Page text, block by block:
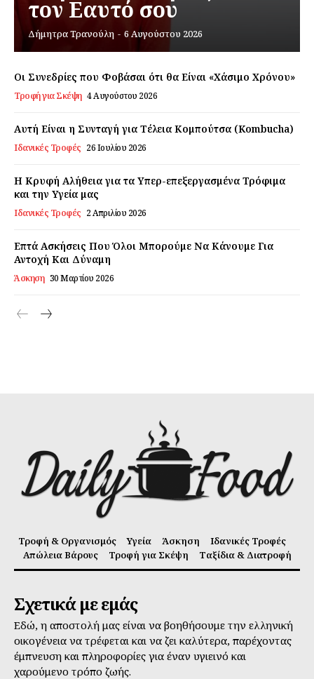
τον Εαυτό σου
Δήμητρα Τρανούλη - 6 Αυγούστου 2026
Οι Συνεδρίες που Φοβάσαι ότι θα Είναι «Χάσιμο Χρόνου»
Τροφή για Σκέψη 4 Αυγούστου 2026
Αυτή Είναι η Συνταγή για Τέλεια Κομπούτσα (Kombucha)
Ιδανικές Τροφές 26 Ιουλίου 2026
Η Κρυφή Αλήθεια για τα Υπερ-επεξεργασμένα Τρόφιμα
και την Υγεία μας
Ιδανικές Τροφές 2 Απριλίου 2026
Επτά Ασκήσεις Που Όλοι Μπορούμε Να Κάνουμε Για
Αντοχή Και Δύναμη
Άσκηση 30 Μαρτίου 2026
Τροφή & Οργανισμός Υγεία Άσκηση
Ιδανικές Τροφές
Απώλεια Βάρους
Τροφή για Σκέψη Ταξίδια & Διατροφή
Σχετικά με εμάς
Εδώ, η αποστολή μας είναι να βοηθήσουμε την ελληνική
οικογένεια να τρέφεται και να ζει καλύτερα, παρέχοντας
έμπνευση και πληροφορίες για έναν υγιεινό και
χαρούμενο τρόπο ζωής.